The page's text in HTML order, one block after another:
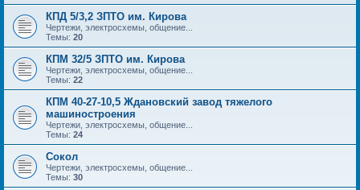
КПД 5/3,2 ЗПТО им. Кирова
Чертежи, электросхемы, общение...
Темы: 20
КПМ 32/5 ЗПТО им. Кирова
Чертежи, электросхемы, общение...
Темы: 22
КПМ 40-27-10,5 Ждановский завод тяжелого
машиностроения
Чертежи, электросхемы, общение...
Темы: 24
Сокол
Чертежи, электросхемы, общение...
Темы: 30